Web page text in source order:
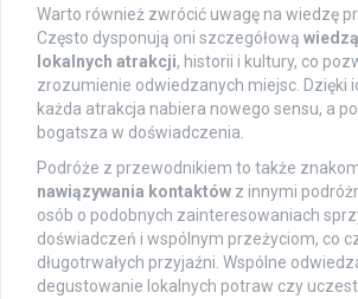
Warto również zwrócić uwagę na wiedzę
Często dysponują oni szczegółową
lokalnych atrakcji, historii i kultury, co
zrozumienie odwiedzanych miejsc. Dzięki
każda atrakcja nabiera nowego sensu, a
bogatsza w doświadczenia.
Podróże z przewodnikiem to także
nawiązywania kontaktów z innymi
osób o podobnych zainteresowaniach
doświadczeń i wspólnym przeżyciom, co
długotrwałych przyjaźni. Wspólne
degustowanie lokalnych potraw czy